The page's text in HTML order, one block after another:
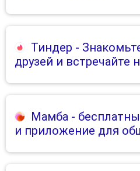
Тиндер -
друзей и встречайте
Мамба -
и приложение для